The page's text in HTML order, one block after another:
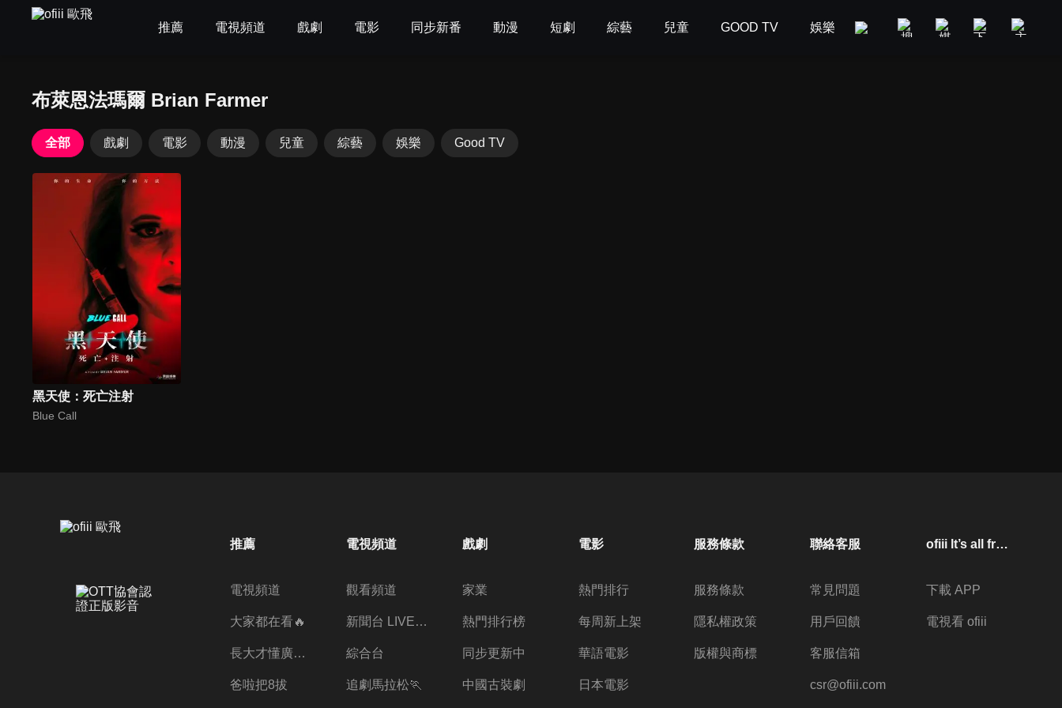
推薦 電視頻道 戲劇 電影 同步新番 動漫 短劇 綜藝 兒童 GOOD TV 娛樂 美食旅遊 新聞政論
布萊恩法瑪爾 Brian Farmer
全部 戲劇 電影 動漫 兒童 綜藝 娛樂 Good TV
黑天使：死亡注射
Blue Call
推薦
電視頻道
大家都在看🔥
長大才懂廣志的偉大
爸啦把8拔
電視頻道
觀看頻道
新聞台 LIVE 直播
綜合台
追劇馬拉松🏃
戲劇
家業
熱門排行榜
同步更新中
中國古裝劇
電影
熱門排行
每周新上架
華語電影
日本電影
服務條款
服務條款
隱私權政策
版權與商標
聯絡客服
常見問題
用戶回饋
客服信箱
csr@ofiii.com
ofiii lt’s all free
下載 APP
電視看 ofiii